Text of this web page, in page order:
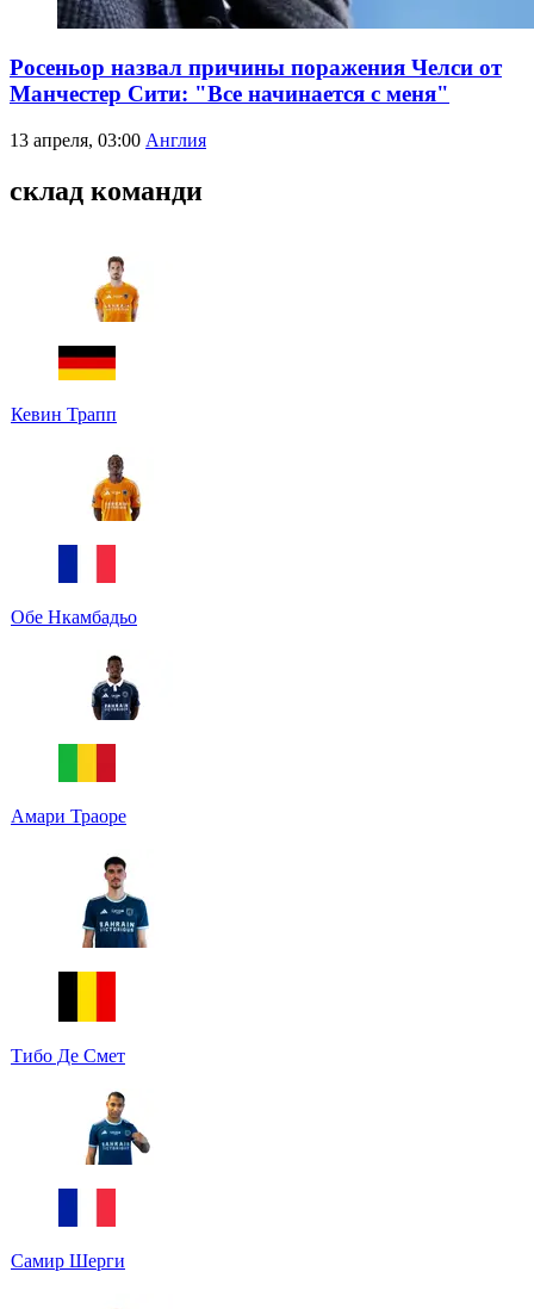
Росеньор назвал причины поражения Челси от
Манчестер Сити: "Все начинается с меня"
13 апреля, 03:00 Англия
склад команди
Кевин Трапп
Обе Нкамбадьо
Амари Траоре
Тибо Де Смет
Самир Шерги